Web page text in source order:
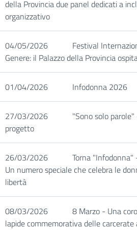
della Provincia due panel dedicati a
organizzativo
04/05/2026
Festival
Genere: il Palazzo della Provincia
01/04/2026 Infodonna 2026
27/03/2026
"Sono solo
progetto
26/03/2026
Torna
Un numero speciale che celebra le
libertà
08/03/2026
8 Marzo - Una
lapide commemorativa delle